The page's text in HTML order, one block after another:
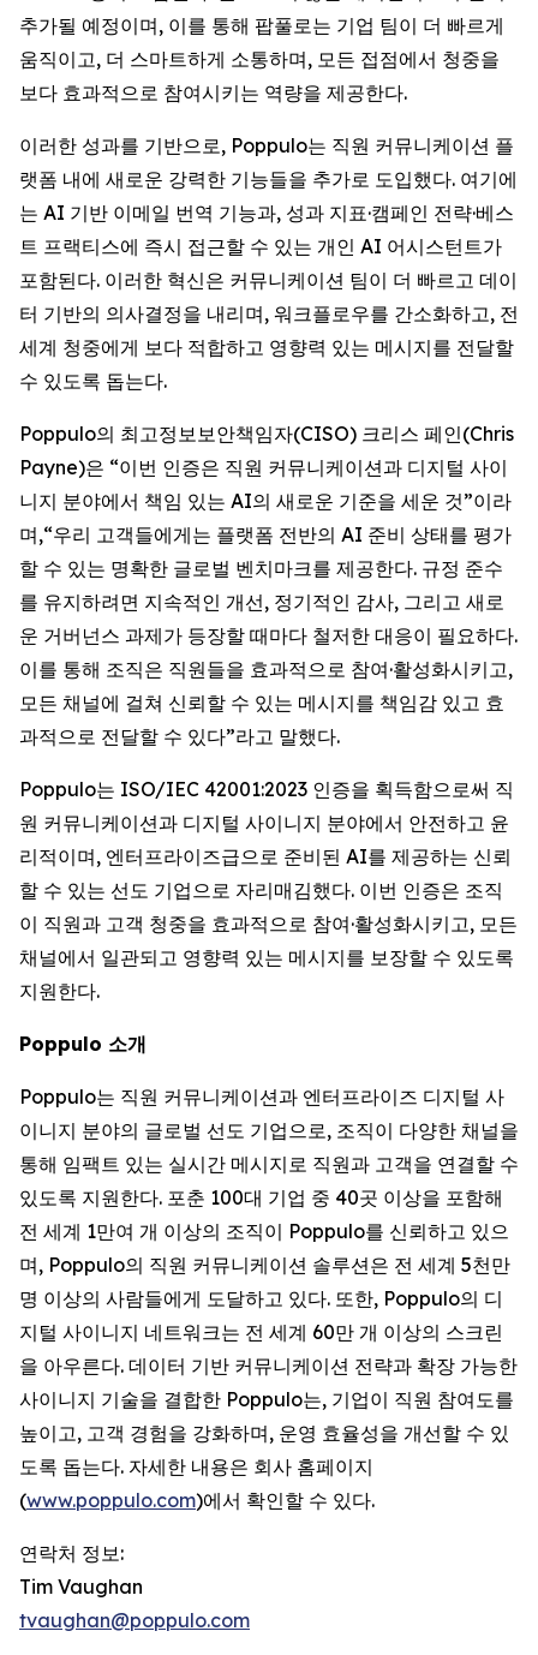
추가될 예정이며, 이를 통해 팝풀로는 기업 팀이 더 빠르게
움직이고, 더 스마트하게 소통하며, 모든 접점에서 청중을
보다 효과적으로 참여시키는 역량을 제공한다.
이러한 성과를 기반으로, Poppulo는 직원 커뮤니케이션 플
랫폼 내에 새로운 강력한 기능들을 추가로 도입했다. 여기에
는 AI 기반 이메일 번역 기능과, 성과 지표·캠페인 전략·베스
트 프랙티스에 즉시 접근할 수 있는 개인 AI 어시스턴트가
포함된다. 이러한 혁신은 커뮤니케이션 팀이 더 빠르고 데이
터 기반의 의사결정을 내리며, 워크플로우를 간소화하고, 전
세계 청중에게 보다 적합하고 영향력 있는 메시지를 전달할
수 있도록 돕는다.
Poppulo의 최고정보보안책임자(CISO) 크리스 페인(Chris
Payne)은 “이번 인증은 직원 커뮤니케이션과 디지털 사이
니지 분야에서 책임 있는 AI의 새로운 기준을 세운 것”이라
며,“우리 고객들에게는 플랫폼 전반의 AI 준비 상태를 평가
할 수 있는 명확한 글로벌 벤치마크를 제공한다. 규정 준수
를 유지하려면 지속적인 개선, 정기적인 감사, 그리고 새로
운 거버넌스 과제가 등장할 때마다 철저한 대응이 필요하다.
이를 통해 조직은 직원들을 효과적으로 참여·활성화시키고,
모든 채널에 걸쳐 신뢰할 수 있는 메시지를 책임감 있고 효
과적으로 전달할 수 있다”라고 말했다.
Poppulo는 ISO/IEC 42001:2023 인증을 획득함으로써 직
원 커뮤니케이션과 디지털 사이니지 분야에서 안전하고 윤
리적이며, 엔터프라이즈급으로 준비된 AI를 제공하는 신뢰
할 수 있는 선도 기업으로 자리매김했다. 이번 인증은 조직
이 직원과 고객 청중을 효과적으로 참여·활성화시키고, 모든
채널에서 일관되고 영향력 있는 메시지를 보장할 수 있도록
지원한다.
Poppulo 소개
Poppulo는 직원 커뮤니케이션과 엔터프라이즈 디지털 사
이니지 분야의 글로벌 선도 기업으로, 조직이 다양한 채널을
통해 임팩트 있는 실시간 메시지로 직원과 고객을 연결할 수
있도록 지원한다. 포춘 100대 기업 중 40곳 이상을 포함해
전 세계 1만여 개 이상의 조직이 Poppulo를 신뢰하고 있으
며, Poppulo의 직원 커뮤니케이션 솔루션은 전 세계 5천만
명 이상의 사람들에게 도달하고 있다. 또한, Poppulo의 디
지털 사이니지 네트워크는 전 세계 60만 개 이상의 스크린
을 아우른다. 데이터 기반 커뮤니케이션 전략과 확장 가능한
사이니지 기술을 결합한 Poppulo는, 기업이 직원 참여도를
높이고, 고객 경험을 강화하며, 운영 효율성을 개선할 수 있
도록 돕는다. 자세한 내용은 회사 홈페이지
(www.poppulo.com)에서 확인할 수 있다.
연락처 정보:
Tim Vaughan
tvaughan@poppulo.com